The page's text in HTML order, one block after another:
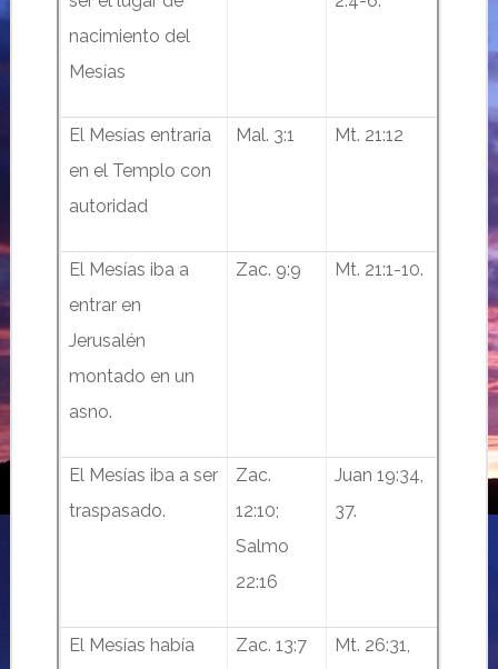
nacimiento del
Mesías
El Mesías entraría
en el Templo con
autoridad
Mal. 3:1 Mt. 21:12
El Mesías iba a
entrar en
Jerusalén
montado en un
asno.
Zac. 9:9 Mt. 21:1-10.
El Mesías iba a ser
traspasado.
Zac.
12:10;
Salmo
22:16
Juan 19:34,
37.
El Mesías había
Zac. 13:7
Mt. 26:31,